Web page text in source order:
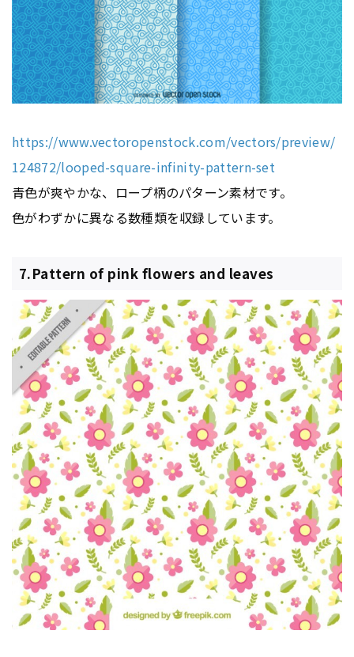
https://www.vectoropenstock.com/vectors/preview/
124872/looped-square-infinity-pattern-set
青色が爽やかな、ロープ柄のパターン素材です。
色がわずかに異なる数種類を収録しています。
7.Pattern of pink flowers and leaves